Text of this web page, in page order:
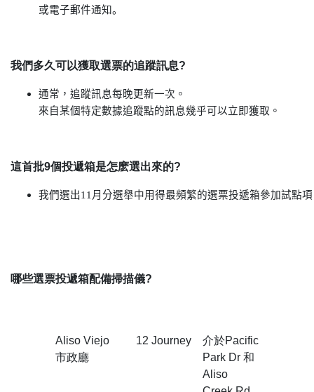
或電子郵件通知。
我們多久可以獲取選票的追蹤訊息?
通常， 追蹤訊息每晚更新一次。
來自某個特定數據追蹤點的訊息幾乎可以立即獲取。
這首批9個投遞箱是怎麽選出來的?
我們選出11 月分選舉中用得最頻繁的選票投遞箱參加試點
哪些選票投遞箱配備掃描儀?
Aliso Viejo
市政廳
12 Journey
介於Pacific
Park Dr 和
Aliso